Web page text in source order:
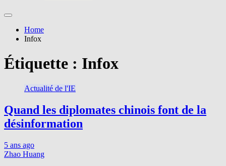
Home
Infox
Étiquette : Infox
Actualité de l'IE
Quand les diplomates chinois font de la
désinformation
5 ans ago
Zhao Huang